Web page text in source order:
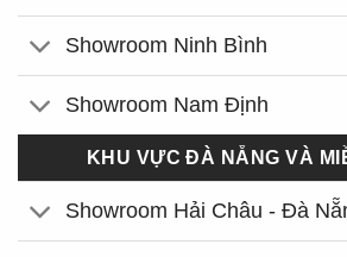
Showroom Ninh Bình
Showroom Nam Định
KHU VỰC ĐÀ NẴNG VÀ
Showroom Hải Châu - Đà